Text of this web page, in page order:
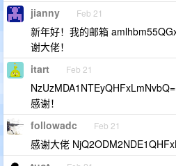
jianny Feb 21
新年好！我的邮箱
谢大佬！
itart Feb 21
感谢！
followadc Feb 21
感谢大佬